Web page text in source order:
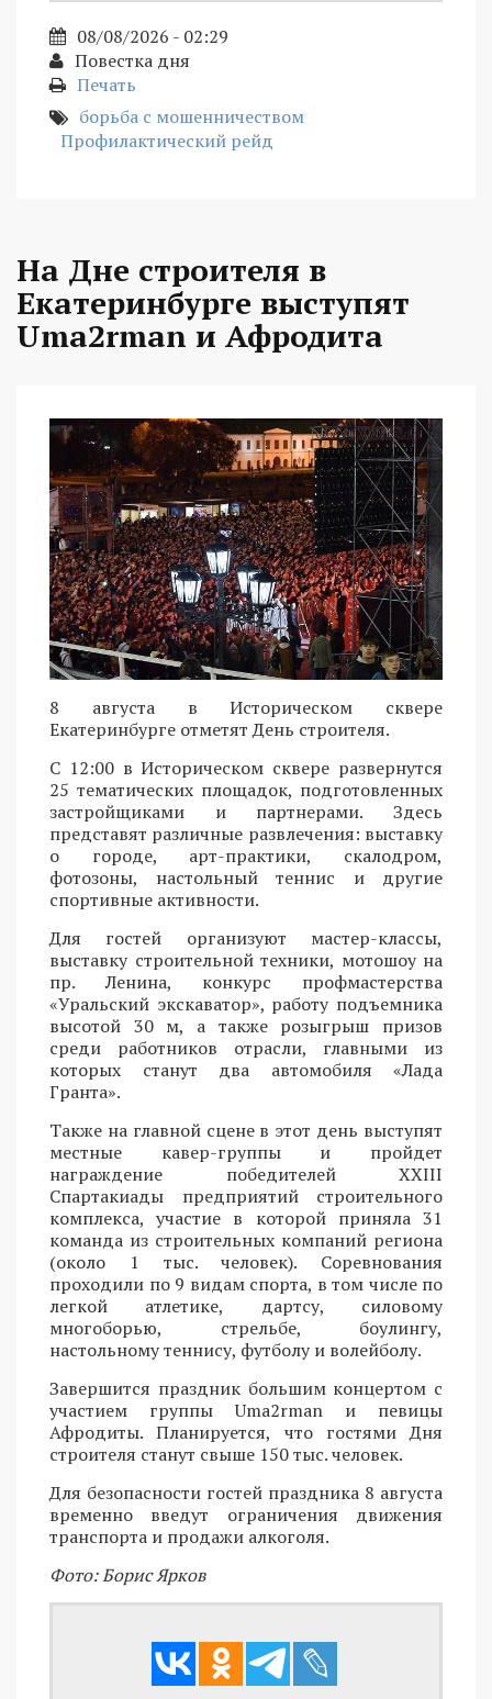
08/08/2026 - 02:29
Повестка дня
Печать
борьба с мошенничеством
Профилактический рейд
На Дне строителя в
Екатеринбурге выступят
Uma2rman и Афродита
8 августа в Историческом сквере
Екатеринбурге отметят День строителя.
С 12:00 в Историческом сквере развернутся
25 тематических площадок, подготовленных
застройщиками и партнерами. Здесь
представят различные развлечения: выставку
о городе, арт-практики, скалодром,
фотозоны, настольный теннис и другие
спортивные активности.
Для гостей организуют мастер-классы,
выставку строительной техники, мотошоу на
пр. Ленина, конкурс профмастерства
«Уральский экскаватор», работу подъемника
высотой 30 м, а также розыгрыш призов
среди работников отрасли, главными из
которых станут два автомобиля «Лада
Гранта».
Также на главной сцене в этот день выступят
местные кавер-группы и пройдет
награждение победителей XXIII
Спартакиады предприятий строительного
комплекса, участие в которой приняла 31
команда из строительных компаний региона
(около 1 тыс. человек). Соревнования
проходили по 9 видам спорта, в том числе по
легкой атлетике, дартсу, силовому
многоборью, стрельбе, боулингу,
настольному теннису, футболу и волейболу.
Завершится праздник большим концертом с
участием группы Uma2rman и певицы
Афродиты. Планируется, что гостями Дня
строителя станут свыше 150 тыс. человек.
Для безопасности гостей праздника 8 августа
временно введут ограничения движения
транспорта и продажи алкоголя.
Фото: Борис Ярков